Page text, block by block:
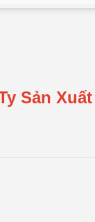
Sản